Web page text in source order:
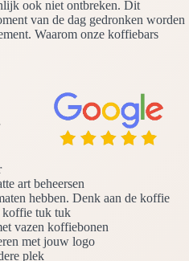
ook niet ontbreken. Dit
van de dag gedronken worden
Waarom onze koffiebars
art beheersen
hebben. Denk aan de koffie
koffie tuk tuk
vazen koffiebonen
met jouw logo
plek